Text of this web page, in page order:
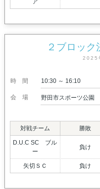
ア
２ブロック
2025
時間 10:30 ～ 16:10
会場 野田市スポーツ公園
対戦チーム 勝敗
D.U.C SC ブル
ー
負け
矢切ＳＣ 負け